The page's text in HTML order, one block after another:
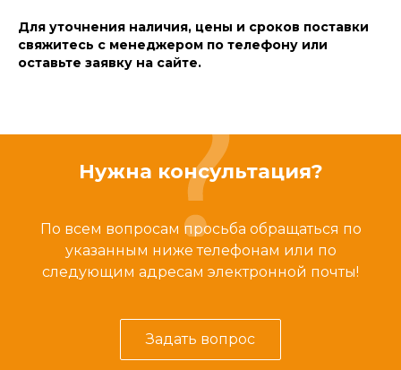
Для уточнения наличия, цены и сроков поставки
свяжитесь с менеджером по телефону или
оставьте заявку на сайте.
Нужна консультация?
По всем вопросам просьба обращаться по
указанным ниже телефонам или по
следующим адресам электронной почты!
Задать вопрос